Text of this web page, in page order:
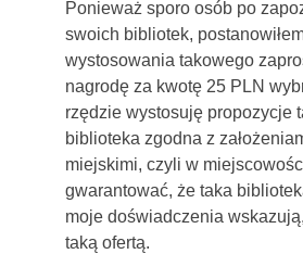
Ponieważ sporo osób po
swoich bibliotek,
wystosowania takowego
nagrodę za kwotę 25 PLN
rzędzie wystosuję propozycje
biblioteka zgodna z
miejskimi, czyli w
gwarantować, że taka
moje doświadczenia
taką ofertą.